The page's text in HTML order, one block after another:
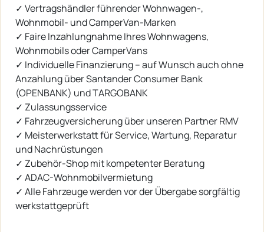
✓ Vertragshändler führender Wohnwagen-,
Wohnmobil- und CamperVan-Marken
✓ Faire Inzahlungnahme Ihres Wohnwagens,
Wohnmobils oder CamperVans
✓ Individuelle Finanzierung – auf Wunsch auch ohne
Anzahlung über Santander Consumer Bank
(OPENBANK) und TARGOBANK
✓ Zulassungsservice
✓ Fahrzeugversicherung über unseren Partner RMV
✓ Meisterwerkstatt für Service, Wartung, Reparatur
und Nachrüstungen
✓ Zubehör-Shop mit kompetenter Beratung
✓ ADAC-Wohnmobilvermietung
✓ Alle Fahrzeuge werden vor der Übergabe sorgfältig
werkstattgeprüft